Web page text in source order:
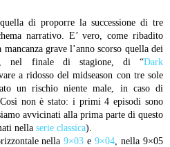
di proporre la successione di tre
narrativo. E’ vero, come ribadito
grave l’anno scorso quella dei
nel finale di stagione, di “Dark
a ridosso del midseason con tre sole
un rischio niente male, in caso di
non è stato: i primi 4 episodi sono
avvicinati alla prima parte di questo
nella serie classica).
nella9×03 e9×04 , nella 9×05